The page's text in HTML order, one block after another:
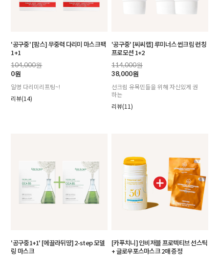
'공구중' [팜스] 무중력 다리미 마스크팩
1+1
104,000원
0원
일명 다리미리프팅~!
리뷰(14)
'공구중' [씨씨랩] 루미너스 썬크림 런칭
프로모션 1+2
114,000원
38,000원
선크림 유목민들을 위해 자신있게 권
하는
리뷰(11)
'공구중1+1' [에끌라뒤땅] 2-step 모델
링 마스크
[카푸치니] 인비저블 프로텍티브 선스틱
+ 글로우포스마스크 2매 증정